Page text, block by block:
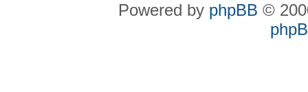
Powered by phpBB ©